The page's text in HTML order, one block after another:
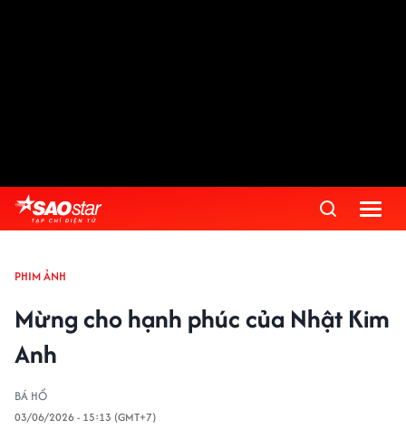
PHIM ẢNH
Mừng cho hạnh phúc của Nhật Kim
Anh
BÁ HỔ
03/06/2026 - 15:13 (GMT+7)